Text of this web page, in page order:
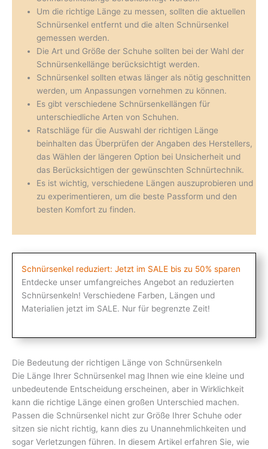
Um die richtige Länge zu messen, sollten die aktuellen
Schnürsenkel entfernt und die alten Schnürsenkel
gemessen werden.
Die Art und Größe der Schuhe sollten bei der Wahl der
Schnürsenkellänge berücksichtigt werden.
Schnürsenkel sollten etwas länger als nötig geschnitten
werden, um Anpassungen vornehmen zu können.
Es gibt verschiedene Schnürsenkellängen für
unterschiedliche Arten von Schuhen.
Ratschläge für die Auswahl der richtigen Länge
beinhalten das Überprüfen der Angaben des Herstellers,
das Wählen der längeren Option bei Unsicherheit und
das Berücksichtigen der gewünschten Schnürtechnik.
Es ist wichtig, verschiedene Längen auszuprobieren und
zu experimentieren, um die beste Passform und den
besten Komfort zu finden.
Schnürsenkel reduziert: Jetzt im SALE bis zu 50% sparen
Entdecke unser umfangreiches Angebot an reduzierten
Schnürsenkeln! Verschiedene Farben, Längen und
Materialien jetzt im SALE. Nur für begrenzte Zeit!
Die Bedeutung der richtigen Länge von Schnürsenkeln
Die Länge Ihrer Schnürsenkel mag Ihnen wie eine kleine und
unbedeutende Entscheidung erscheinen, aber in Wirklichkeit
kann die richtige Länge einen großen Unterschied machen.
Passen die Schnürsenkel nicht zur Größe Ihrer Schuhe oder
sitzen sie nicht richtig, kann dies zu Unannehmlichkeiten und
sogar Verletzungen führen. In diesem Artikel erfahren Sie, wie